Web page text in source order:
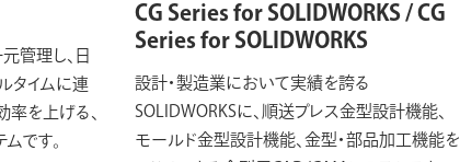
管理し、日
タイムに連
率を上げる、
です。
CG Series for SOLIDWORKS / CG
Series for SOLIDWORKS
設計・製造業において実績を誇る
SOLIDWORKSに、順送プレス金型設計機能、
モールド金型設計機能、金型・部品加工機能を